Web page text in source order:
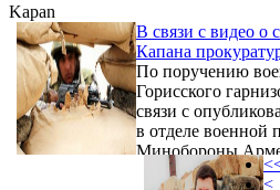
Kapan
В связи с видео о
Капана
По поручению
Горисского
связи с
в отделе военной
Минобороны
процессуальном
<